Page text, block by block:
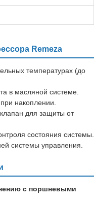
Remeza
температурах (до
в масляной системе.
накоплении.
для защиты от
состояния системы.
системы управления.
с поршневыми